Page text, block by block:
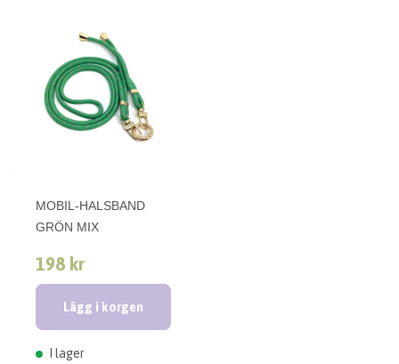
MOBIL-HALSBAND
GRÖN MIX
198 kr
Lägg i korgen
I lager